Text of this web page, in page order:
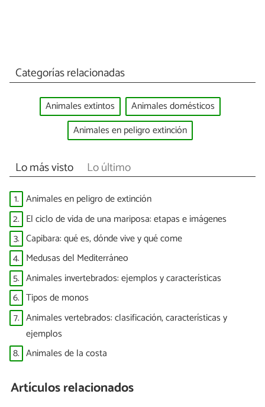
Categorías relacionadas
Animales extintos
Animales domésticos
Animales en peligro extinción
Lo más visto Lo último
1. Animales en peligro de extinción
2. El ciclo de vida de una mariposa: etapas e imágenes
3. Capibara: qué es, dónde vive y qué come
4. Medusas del Mediterráneo
5. Animales invertebrados: ejemplos y características
6. Tipos de monos
7. Animales vertebrados: clasificación, características y
ejemplos
8. Animales de la costa
Artículos relacionados